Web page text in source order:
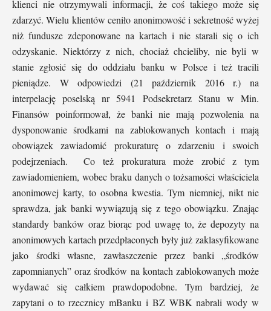
klienci nie otrzymywali informacji, że coś takiego może się
zdarzyć. Wielu klientów ceniło anonimowość i sekretność wyżej
niż fundusze zdeponowane na kartach i nie starali się o ich
odzyskanie. Niektórzy z nich, chociaż chcieliby, nie byli w
stanie zgłosić się do oddziału banku w Polsce i też tracili
pieniądze. W odpowiedzi (21 październik 2016 r.) na
interpelację poselską nr 5941 Podsekretarz Stanu w Min.
Finansów poinformował, że banki nie mają pozwolenia na
dysponowanie środkami na zablokowanych kontach i mają
obowiązek zawiadomić prokuraturę o zdarzeniu i swoich
podejrzeniach. Co też prokuratura może zrobić z tym
zawiadomieniem, wobec braku danych o tożsamości właściciela
anonimowej karty, to osobna kwestia. Tym niemniej, nikt nie
sprawdza, jak banki wywiązują się z tego obowiązku. Znając
standardy banków oraz biorąc pod uwagę to, że depozyty na
anonimowych kartach przedpłaconych były już zaklasyfikowane
jako środki własne, zawłaszczenie przez banki „środków
zapomnianych” oraz środków na kontach zablokowanych może
wydawać się całkiem prawdopodobne. Tym bardziej, że
zapytani o to rzecznicy mBanku i BZ WBK nabrali wody w